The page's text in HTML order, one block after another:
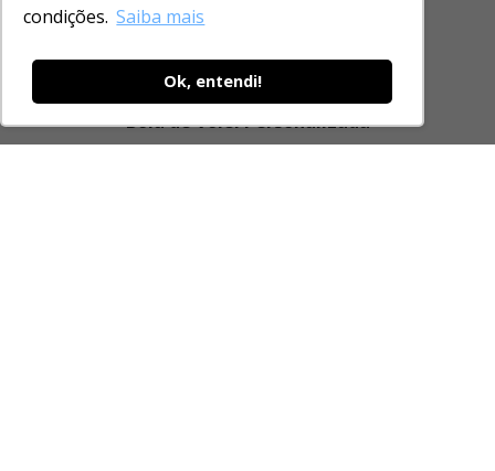
condições. Saiba mais
Ok, entendi!
Bola de Vôlei Personalizada